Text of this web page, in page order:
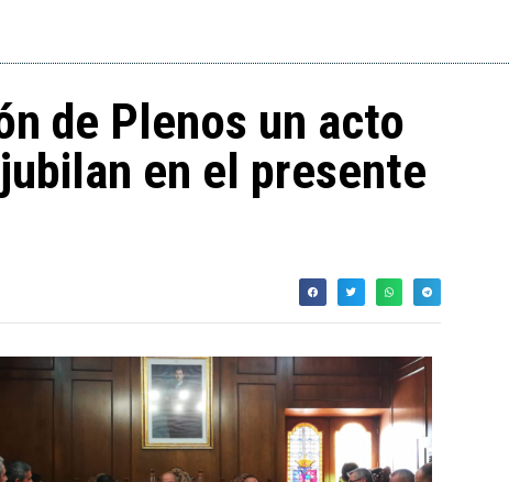
de Plenos un acto
en el presente